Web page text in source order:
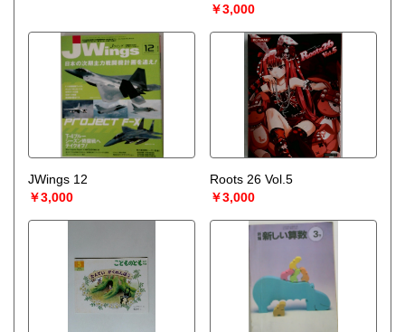
￥3,000
JWings 12
￥3,000
Roots 26 Vol.5
￥3,000